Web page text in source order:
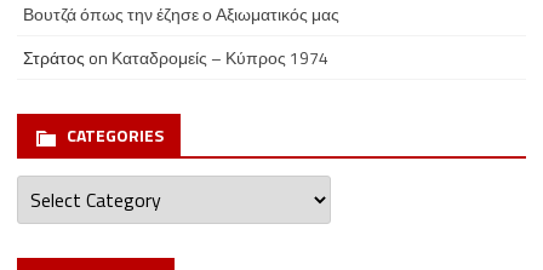
Βουτζά όπως την έζησε ο Αξιωματικός μας
Στράτοςon Καταδρομείς – Κύπρος 1974
CATEGORIES
Categories